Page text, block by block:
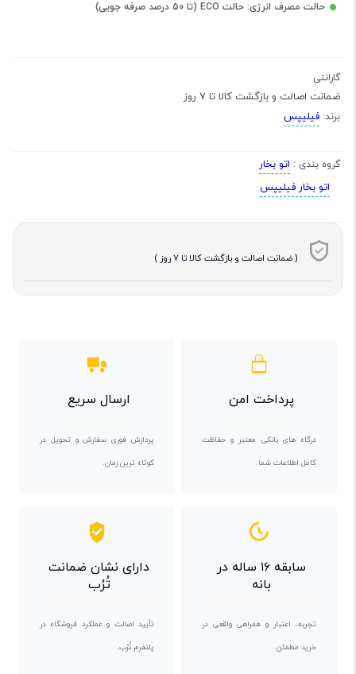
حالت مصرف انرژی: حالت ECO (تا 50 درصد صرفه جویی)
گارانتی
ضمانت اصالت و بازگشت کالا تا 7 روز
برند: فیلیپس
گروه بندی : اتو بخار
اتو بخار فیلیپس
( ضمانت اصالت و بازگشت کالا تا 7 روز )
پرداخت امن
درگاه های بانکی معتبر و حفاظت
کامل اطلاعات شما.
ارسال سریع
پردازش فوری سفارش و تحویل در
کوتاه ترین زمان.
سابقه ۱۶ ساله در
بانه
تجربه، اعتبار و همراهی واقعی در
خرید مطمئن.
دارای نشان ضمانت
تُرُب
تأیید اصالت و عملکرد فروشگاه در
پلتفرم تُرُب.